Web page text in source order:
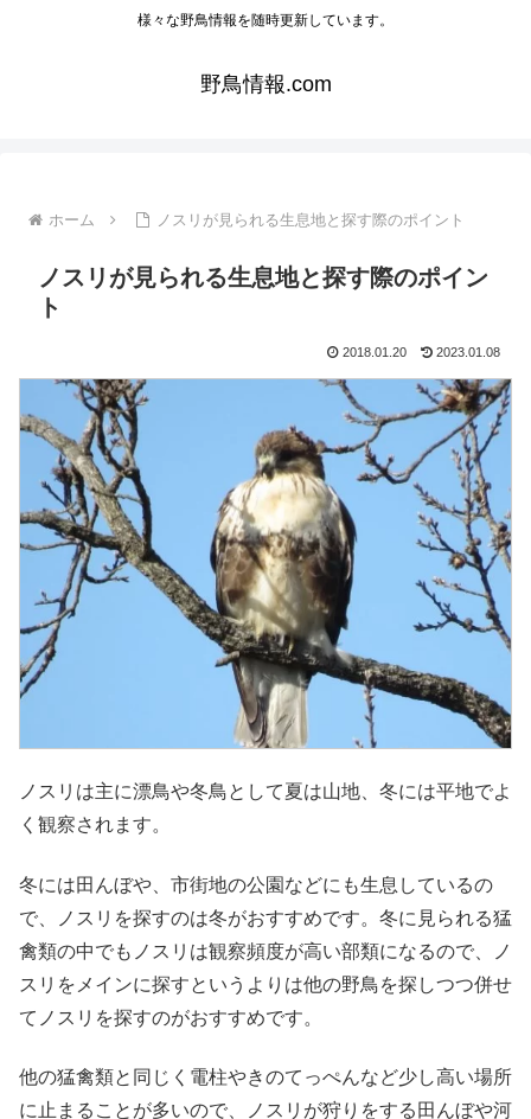
様々な野鳥情報を随時更新しています。
野鳥情報.com
ホーム ノスリが見られる生息地と探す際のポイント
ノスリが見られる生息地と探す際のポイン
ト
2018.01.20 2023.01.08
ノスリは主に漂鳥や冬鳥として夏は山地、冬には平地でよ
く観察されます。
冬には田んぼや、市街地の公園などにも生息しているの
で、ノスリを探すのは冬がおすすめです。冬に見られる猛
禽類の中でもノスリは観察頻度が高い部類になるので、ノ
スリをメインに探すというよりは他の野鳥を探しつつ併せ
てノスリを探すのがおすすめです。
他の猛禽類と同じく電柱やきのてっぺんなど少し高い場所
に止まることが多いので、ノスリが狩りをする田んぼや河